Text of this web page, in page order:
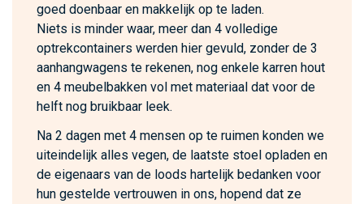
goed doenbaar en makkelijk op te laden.
Niets is minder waar, meer dan 4 volledige
optrekcontainers werden hier gevuld, zonder de 3
aanhangwagens te rekenen, nog enkele karren hout
en 4 meubelbakken vol met materiaal dat voor de
helft nog bruikbaar leek.
Na 2 dagen met 4 mensen op te ruimen konden we
uiteindelijk alles vegen, de laatste stoel opladen en
de eigenaars van de loods hartelijk bedanken voor
hun gestelde vertrouwen in ons, hopend dat ze